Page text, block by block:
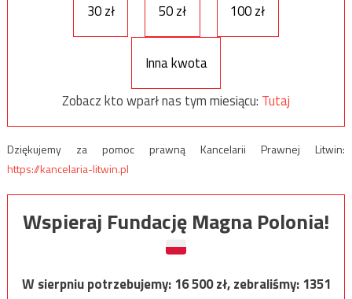
30 zł
50 zł 100 zł
Inna kwota
Zobacz kto wparł nas tym miesiącu: Tutaj
Dziękujemy za pomoc prawną Kancelarii Prawnej Litwin:
https://kancelaria-litwin.pl
Wspieraj Fundację Magna Polonia!
W sierpniu potrzebujemy:16 500zł, zebraliśmy:1351